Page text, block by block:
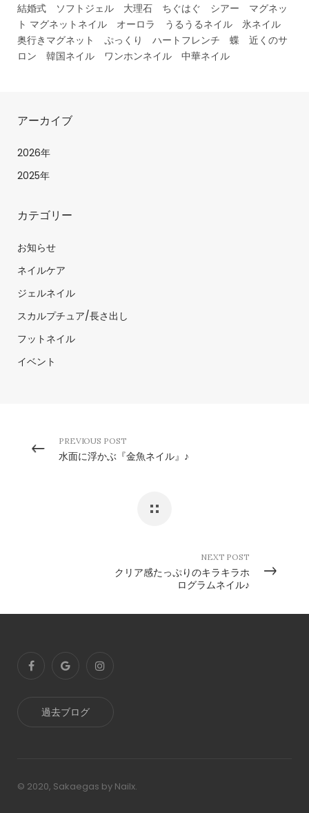
結婚式 ソフトジェル 大理石 ちぐはぐ シアー マグネッ
ト マグネットネイル オーロラ うるうるネイル 氷ネイル
奥行きマグネット ぷっくり ハートフレンチ 蝶 近くのサ
ロン 韓国ネイル ワンホンネイル 中華ネイル
アーカイブ
2026年
2025年
カテゴリー
お知らせ
ネイルケア
ジェルネイル
スカルプチュア/長さ出し
フットネイル
イベント
PREVIOUS POST
水面に浮かぶ『金魚ネイル』♪
NEXT POST
クリア感たっぷりのキラキラホ
ログラムネイル♪
過去ブログ
© 2020, Sakaegas by Nailx.